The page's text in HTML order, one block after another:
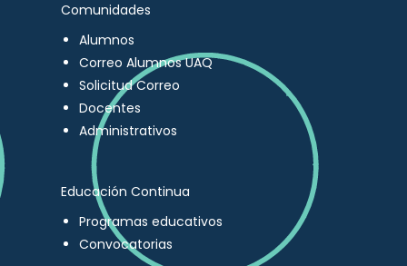
Comunidades
Alumnos
Correo Alumnos UAQ
Solicitud Correo
Docentes
Administrativos
Educación Continua
Programas educativos
Convocatorias